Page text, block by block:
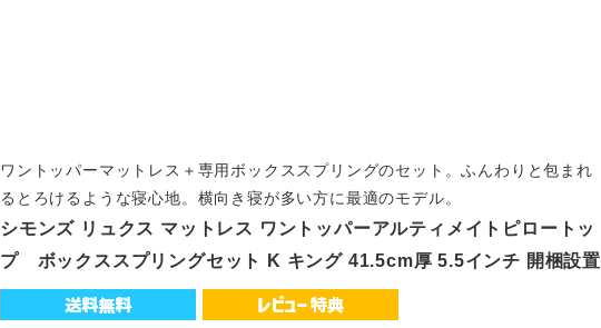
ワントッパーマットレス＋専用ボックススプリングのセット。ふんわりと包まれ
るとろけるような寝心地。横向き寝が多い方に最適のモデル。
シモンズ リュクス マットレス ワントッパーアルティメイトピロートッ
プ ボックススプリングセット K キング 41.5cm厚 5.5インチ 開梱設置